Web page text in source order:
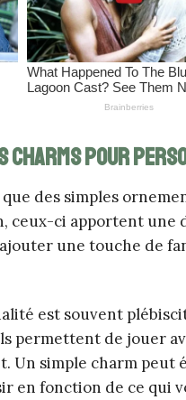
charms pour
des simples
ceux-ci apportent
une touche de
est souvent
permettent de jouer
Un simple charm peut
en fonction de ce qui